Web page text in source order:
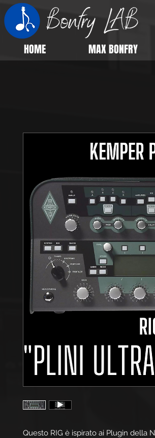
HOME MAX BONFRY
Questo RIG è ispirato ai Plugin della